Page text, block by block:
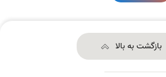
بازگشت به بالا